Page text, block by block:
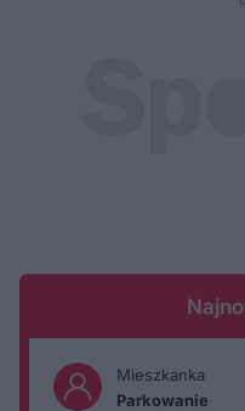
Mieszkanka
Parkowanie